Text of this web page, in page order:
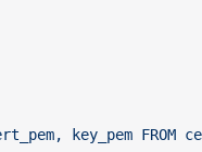
key_pem FROM